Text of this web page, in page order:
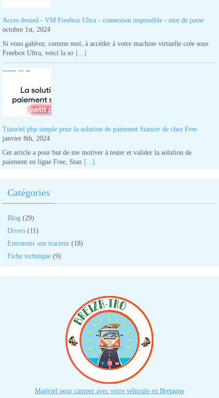
Acces denied - VM Freebox Ultra - connexion impossible - mot de passe
octobre 1st, 2024
Si vous galérez, comme moi, à accéder à votre machine virtuelle crée sous
Freebox Ultra, voici la so [...]
Tutoriel php simple pour la solution de paiement Stancer de chez Free
janvier 8th, 2024
Cet article a pour but de me motiver à tester et valider la solution de
paiement en ligne Free, Stan [...]
Catégories
Blog (29)
Divers (11)
Entretenir son tracteur (18)
Fiche technique (9)
Matériel pour camper avec votre véhicule en Bretagne